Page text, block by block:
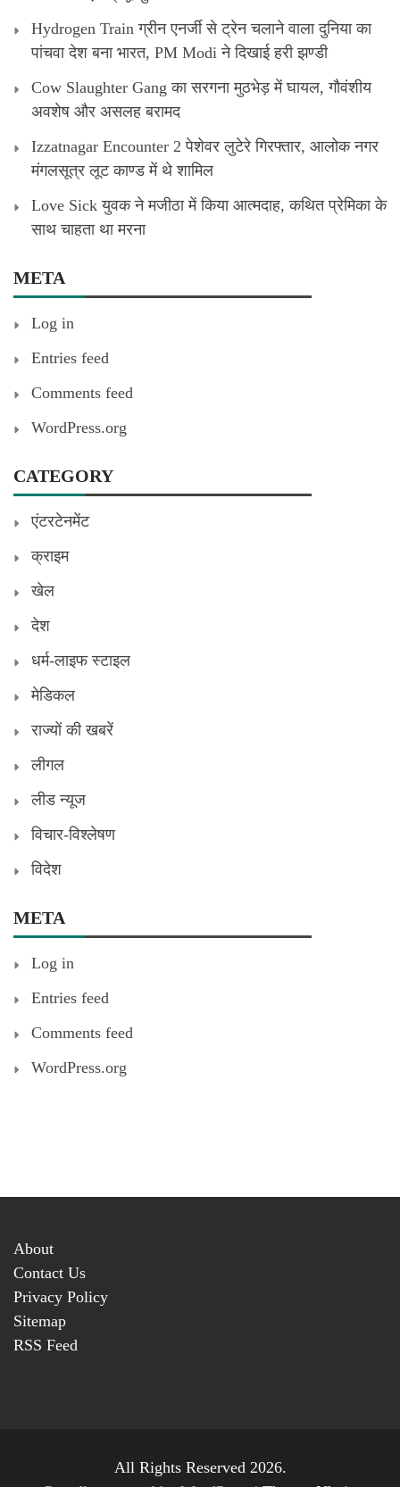
Hydrogen Train ग्रीन एनर्जी से ट्रेन चलाने वाला दुनिया का
पांचवा देश बना भारत, PM Modi ने दिखाई हरी झण्डी
Cow Slaughter Gang का सरगना मुठभेड़ में घायल, गौवंशीय
अवशेष और असलह बरामद
Izzatnagar Encounter 2 पेशेवर लुटेरे गिरफ्तार, आलोक नगर
मंगलसूत्र लूट काण्‍ड में थे शामिल
Love Sick युवक ने मजीठा में किया आत्मदाह, कथित प्रेमिका के
साथ चाहता था मरना
META
Log in
Entries feed
Comments feed
WordPress.org
CATEGORY
एंटरटेनमेंट
क्राइम
खेल
देश
धर्म-लाइफ स्टाइल
मेडिकल
राज्यों की खबरें
लीगल
लीड न्यूज
विचार-विश्लेषण
विदेश
META
Log in
Entries feed
Comments feed
WordPress.org
About
Contact Us
Privacy Policy
Sitemap
RSS Feed
All Rights Reserved 2026.